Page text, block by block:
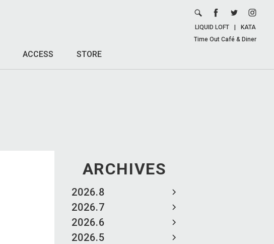
ACCESS STORE
LIQUID LOFT
KATA
Time Out Café & Diner
ARCHIVES
2026.8
2026.7
2026.6
2026.5